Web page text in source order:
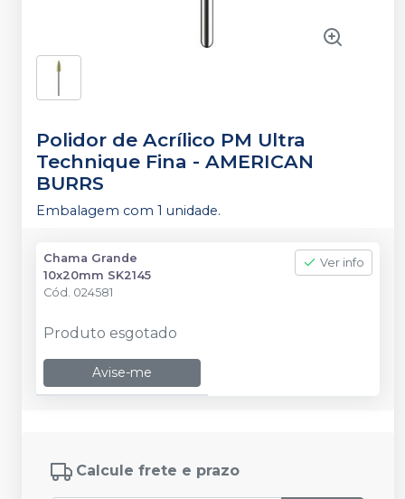
Polidor de Acrílico PM Ultra
Technique Fina - AMERICAN
BURRS
Embalagem com 1 unidade.
Chama Grande
10x20mm SK2145
Cód. 024581
Ver info
Produto esgotado
Avise-me
Calcule frete e prazo